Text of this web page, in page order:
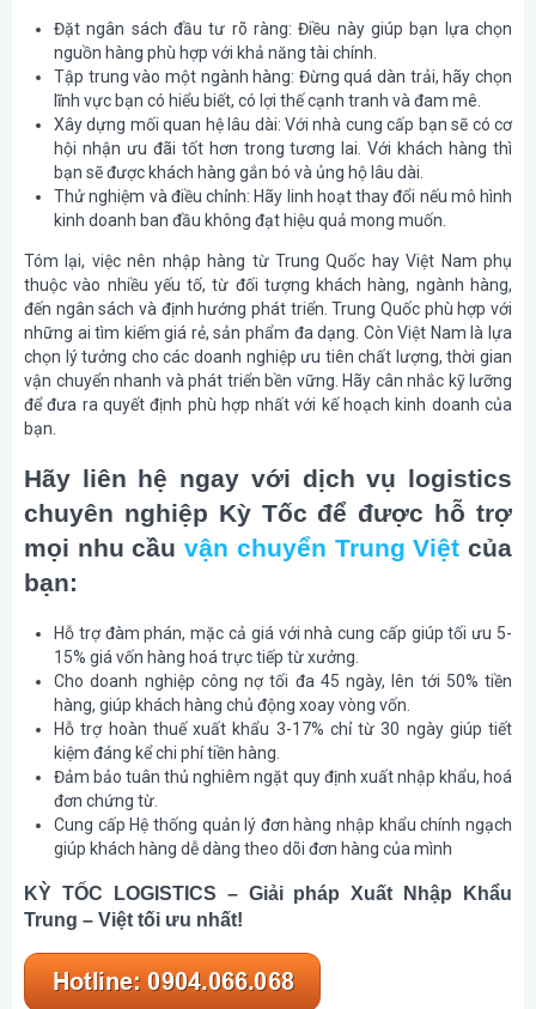
Đặt ngân sách đầu tư rõ ràng: Điều này giúp bạn lựa chọn
nguồn hàng phù hợp với khả năng tài chính.
Tập trung vào một ngành hàng: Đừng quá dàn trải, hãy chọn
lĩnh vực bạn có hiểu biết, có lợi thế cạnh tranh và đam mê.
Xây dựng mối quan hệ lâu dài: Với nhà cung cấp bạn sẽ có cơ
hội nhận ưu đãi tốt hơn trong tương lai. Với khách hàng thì
bạn sẽ được khách hàng gắn bó và ủng hộ lâu dài.
Thử nghiệm và điều chỉnh: Hãy linh hoạt thay đổi nếu mô hình
kinh doanh ban đầu không đạt hiệu quả mong muốn.
Tóm lại, việc nên nhập hàng từ Trung Quốc hay Việt Nam phụ
thuộc vào nhiều yếu tố, từ đối tượng khách hàng, ngành hàng,
đến ngân sách và định hướng phát triển. Trung Quốc phù hợp với
những ai tìm kiếm giá rẻ, sản phẩm đa dạng. Còn Việt Nam là lựa
chọn lý tưởng cho các doanh nghiệp ưu tiên chất lượng, thời gian
vận chuyển nhanh và phát triển bền vững. Hãy cân nhắc kỹ lưỡng
để đưa ra quyết định phù hợp nhất với kế hoạch kinh doanh của
bạn.
Hãy liên hệ ngay với dịch vụ logistics
chuyên nghiệp Kỳ Tốc để được hỗ trợ
mọi nhu cầuvận chuyển Trung Việt của
bạn:
Hỗ trợ đàm phán, mặc cả giá với nhà cung cấp giúp tối ưu 5-
15% giá vốn hàng hoá trực tiếp từ xưởng.
Cho doanh nghiệp công nợ tối đa 45 ngày, lên tới 50% tiền
hàng, giúp khách hàng chủ động xoay vòng vốn.
Hỗ trợ hoàn thuế xuất khẩu 3-17% chỉ từ 30 ngày giúp tiết
kiệm đáng kể chi phí tiền hàng.
Đảm bảo tuân thủ nghiêm ngặt quy định xuất nhập khẩu, hoá
đơn chứng từ.
Cung cấp Hệ thống quản lý đơn hàng nhập khẩu chính ngạch
giúp khách hàng dễ dàng theo dõi đơn hàng của mình
KỲ TỐC LOGISTICS – Giải pháp Xuất Nhập Khẩu
Trung – Việt tối ưu nhất!